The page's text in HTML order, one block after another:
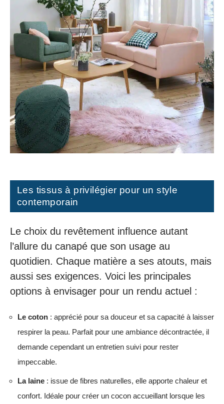
Les tissus à privilégier pour un style
contemporain
Le choix du revêtement influence autant
l’allure du canapé que son usage au
quotidien. Chaque matière a ses atouts, mais
aussi ses exigences. Voici les principales
options à envisager pour un rendu actuel :
Le coton : apprécié pour sa douceur et sa capacité à laisser
respirer la peau. Parfait pour une ambiance décontractée, il
demande cependant un entretien suivi pour rester
impeccable.
La laine : issue de fibres naturelles, elle apporte chaleur et
confort. Idéale pour créer un cocon accueillant lorsque les